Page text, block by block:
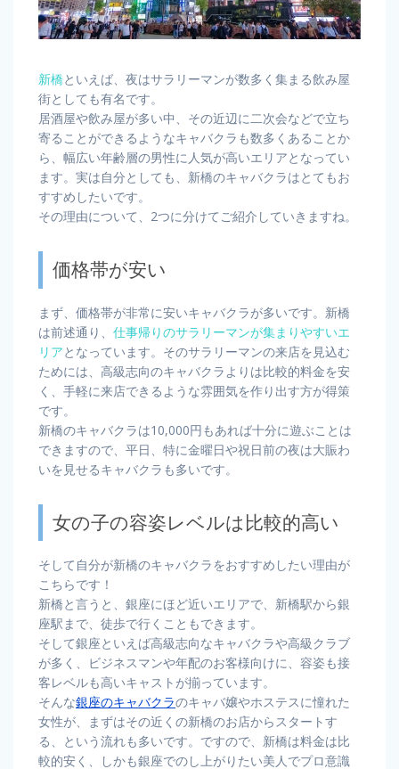
新橋といえば、夜はサラリーマンが数多く集まる飲み屋
街としても有名です。
居酒屋や飲み屋が多い中、その近辺に二次会などで立ち
寄ることができるようなキャバクラも数多くあることか
ら、幅広い年齢層の男性に人気が高いエリアとなってい
ます。実は自分としても、新橋のキャバクラはとてもお
すすめしたいです。
その理由について、2つに分けてご紹介していきますね。
価格帯が安い
まず、価格帯が非常に安いキャバクラが多いです。新橋
は前述通り、 仕事帰りのサラリーマンが集まりやすいエ
リアとなっています。そのサラリーマンの来店を見込む
ためには、高級志向のキャバクラよりは比較的料金を安
く、手軽に来店できるような雰囲気を作り出す方が得策
です。
新橋のキャバクラは10,000円もあれば十分に遊ぶことは
できますので、平日、特に金曜日や祝日前の夜は大賑わ
いを見せるキャバクラも多いです。
女の子の容姿レベルは比較的高い
そして自分が新橋のキャバクラをおすすめしたい理由が
こちらです！
新橋と言うと、銀座にほど近いエリアで、新橋駅から銀
座駅まで、徒歩で行くこともできます。
そして銀座といえば高級志向なキャバクラや高級クラブ
が多く、ビジネスマンや年配のお客様向けに、容姿も接
客レベルも高いキャストが揃っています。
そんな銀座のキャバクラのキャバ嬢やホステスに憧れた
女性が、まずはその近くの新橋のお店からスタートす
る、という流れも多いです。ですので、新橋は料金は比
較的安く、しかも銀座でのし上がりたい美人でプロ意識